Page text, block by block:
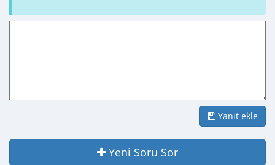
Yanıt ekle
Yeni Soru Sor